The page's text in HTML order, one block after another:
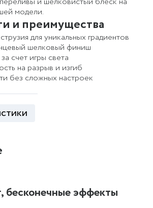
модели.
и преимущества
для уникальных градиентов
шелковый финиш
счет игры света
на разрыв и изгиб
без сложных настроек
бесконечные эффекты